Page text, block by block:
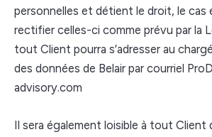
personnelles et détient le droit, le cas
rectifier celles-ci comme prévu par la
tout Client pourra s’adresser au
des données de Belair par courriel
advisory.com
Il sera également loisible à tout Client